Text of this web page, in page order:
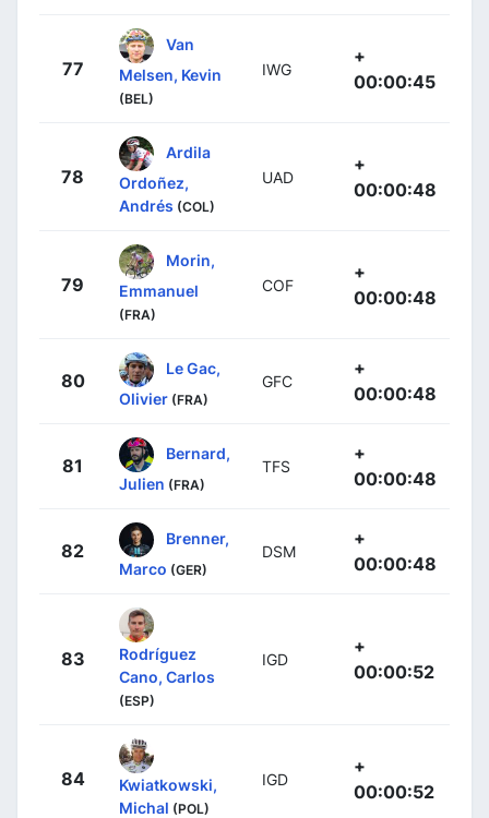
77
Van
Melsen, Kevin
(BEL)
IWG
+
00:00:45
78
Ardila
Ordoñez,
Andrés (COL)
UAD
+
00:00:48
79
Morin,
Emmanuel
(FRA)
COF
+
00:00:48
80
Le Gac,
Olivier (FRA)
GFC
+
00:00:48
81
Bernard,
Julien (FRA)
TFS
+
00:00:48
82
Brenner,
Marco (GER)
DSM
+
00:00:48
83
Rodríguez
Cano, Carlos
(ESP)
IGD
+
00:00:52
84
Kwiatkowski,
Michal (POL)
IGD
+
00:00:52